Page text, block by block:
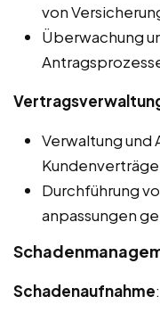
von
Überwachung
Verwaltung und
Durchführung
anpassungen
Schadenaufnahme: